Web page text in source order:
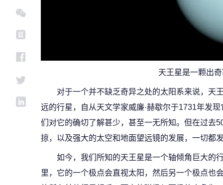
天王星是一颗出
对于一个并不缺乏奇异之处的太阳系来说，天
远的行星，自从天文学家威廉·赫歇尔于1731年发
们对它的确切了解甚少，甚至一无所知。但在过去
掠，以及强大的太空和地面望远镜的发展，一切都
如今，我们所知的天王星是一个轴倾角巨大的
里，它的一个极点会直视太阳，然后另一个极点也